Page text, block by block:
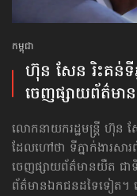
កម្ពុជា
ហ៊ុន សែន រិះគន់​ទីភ្
ចេញផ្សាយ​ព័ត៌មា
លោកនាយករដ្ឋមន្ត្រី ហ៊ុន ស
ដែលហៅថា ទីភ្នាក់ងារសារ
ចេញផ្សាយ​ព័ត៌មាន​យឺត ជា
ព័ត៌មានឯកជនដទៃទៀត។